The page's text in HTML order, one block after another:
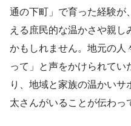
通の下町」で育った経験が
える庶民的な温かさや親
かもしれません。地元の人
って」と声をかけられてい
り、地域と家族の温かい
太さんがいることが伝わっ